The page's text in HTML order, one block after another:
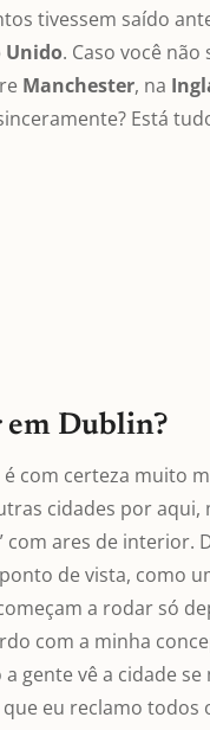
tivessem saído
Unido. Caso você
Manchester, na
Está
em Dublin?
é com certeza muito
cidades por
com ares de interior.
de vista, como
a rodar só
com a minha
a gente vê a cidade
eu reclamo todos